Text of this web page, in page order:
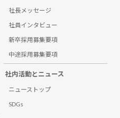
社長メッセージ
社員インタビュー
新卒採用募集要項
中途採用募集要項
社内活動とニュース
ニューストップ
SDGs